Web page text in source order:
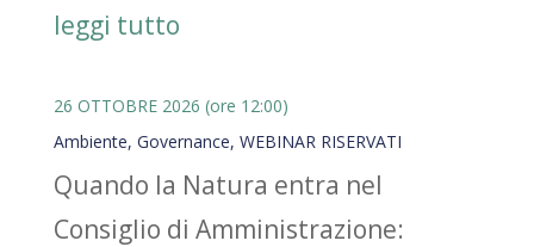
leggi tutto
26 OTTOBRE 2026 (ore 12:00)
Ambiente, Governance, WEBINAR RISERVATI
Quando la Natura entra nel
Consiglio di Amministrazione: